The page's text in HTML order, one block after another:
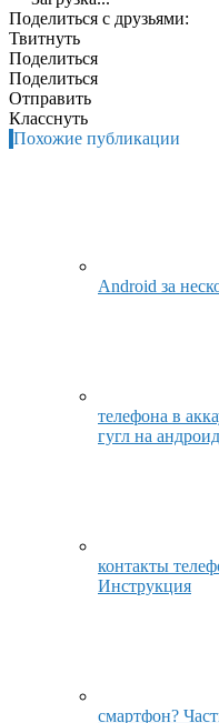
Поделиться с друзьями:
Твитнуть
Поделиться
Поделиться
Отправить
Класснуть
Похожие публикации
Android за
телефона в
гугл на
контакты
Инструкция
смартфон?